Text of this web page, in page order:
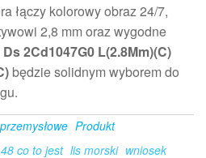
łączy kolorowy obraz 24/7,
2,8 mm oraz wygodne
2Cd1047G0 L(2.8Mm)(C)
będzie solidnym wyborem do
Produkt
co to jest lis morski wniosek